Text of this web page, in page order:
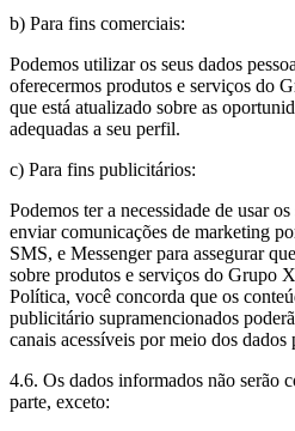
b) Para fins comerciais:
Podemos utilizar os seus dados
oferecermos produtos e serviços do
que está atualizado sobre as
adequadas a seu perfil.
c) Para fins publicitários:
Podemos ter a necessidade de usar
enviar comunicações de marketing
SMS, e Messenger para assegurar
sobre produtos e serviços do Grupo
Política, você concorda que os
publicitário supramencionados
canais acessíveis por meio dos dados
4.6. Os dados informados não serão
parte, exceto: